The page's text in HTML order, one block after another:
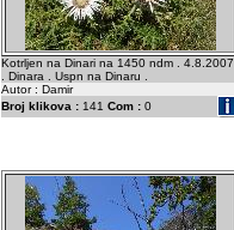
Kotrljen na Dinari na 1450 ndm . 4.8.2007
. Dinara . Uspn na Dinaru .
Autor : Damir
Broj klikova : 141 Com : 0